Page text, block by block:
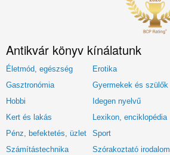
Antikvár könyv kínálatunk
Életmód, egészség Erotika
Gasztronómia
Gyermekek és szülők
Hobbi
Idegen nyelvű
Kert és lakás
Lexikon, enciklopédia
Pénz, befektetés, üzlet
Sport
Számítástechnika
Szórakoztató irodalom